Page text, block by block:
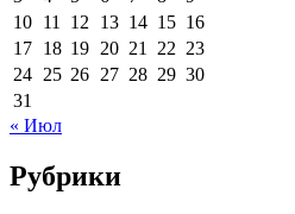
10 11 12 13 14 15 16
17 18 19 20 21 22 23
24 25 26 27 28 29 30
31
« Июл
Рубрики